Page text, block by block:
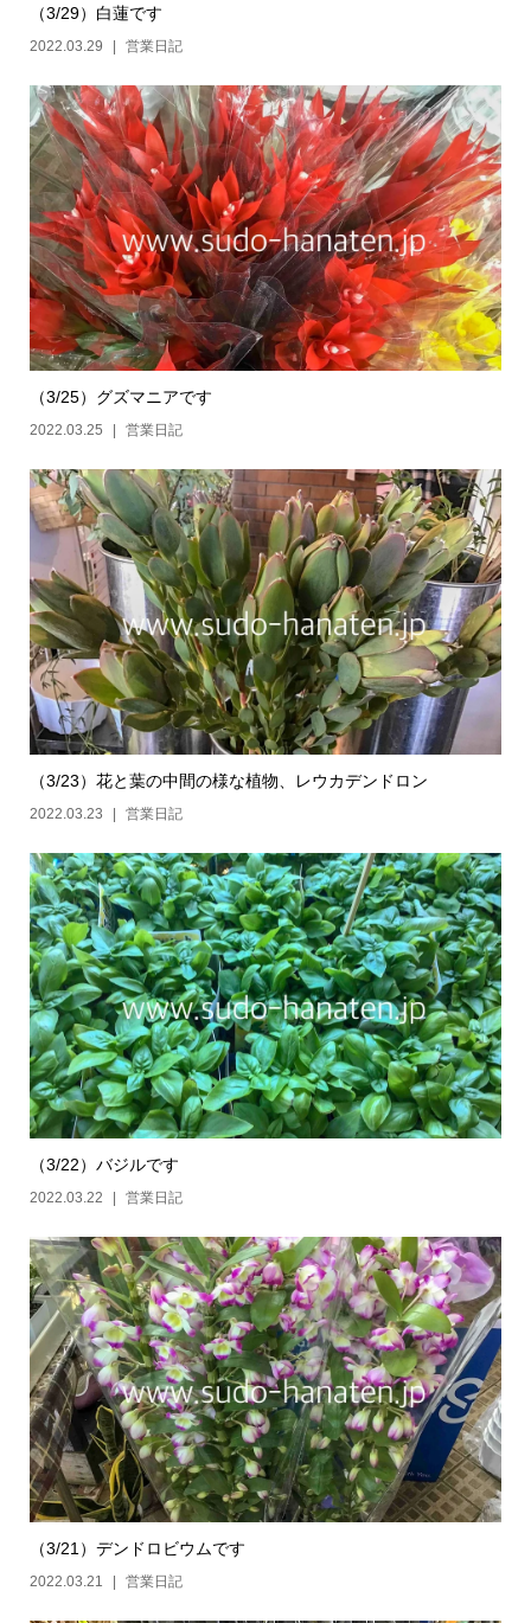
（3/29）白蓮です
2022.03.29 営業日記
（3/25）グズマニアです
2022.03.25 営業日記
（3/23）花と葉の中間の様な植物、レウカデンドロン
2022.03.23 営業日記
（3/22）バジルです
2022.03.22 営業日記
（3/21）デンドロビウムです
2022.03.21 営業日記